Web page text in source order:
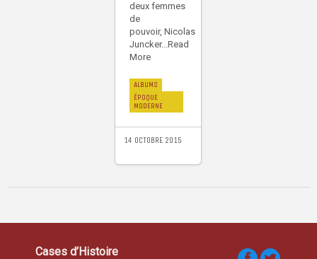
deux femmes
de
pouvoir, Nicolas
Juncker...Read
More
ALBUMS
ÉPOQUE
MODERNE
14 OCTOBRE 2015
Cases d’Histoire